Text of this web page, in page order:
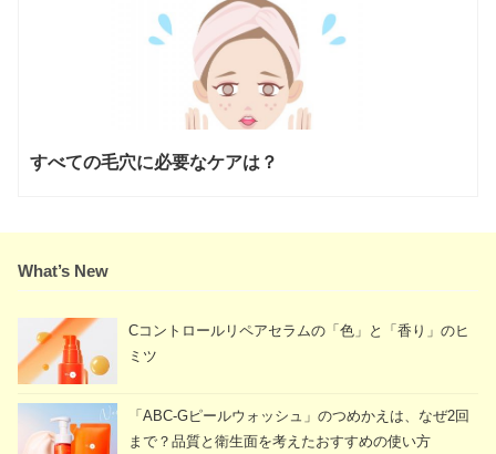
すべての毛穴に必要なケアは？
What’s New
Cコントロールリペアセラムの「色」と「香り」のヒ
ミツ
「ABC-Gピールウォッシュ」のつめかえは、なぜ2回
まで？品質と衛生面を考えたおすすめの使い方